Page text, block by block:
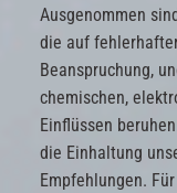
Ausgenommen
die auf
Beanspruchung,
chemischen,
Einflüssen
die Einhaltung
Empfehlungen.